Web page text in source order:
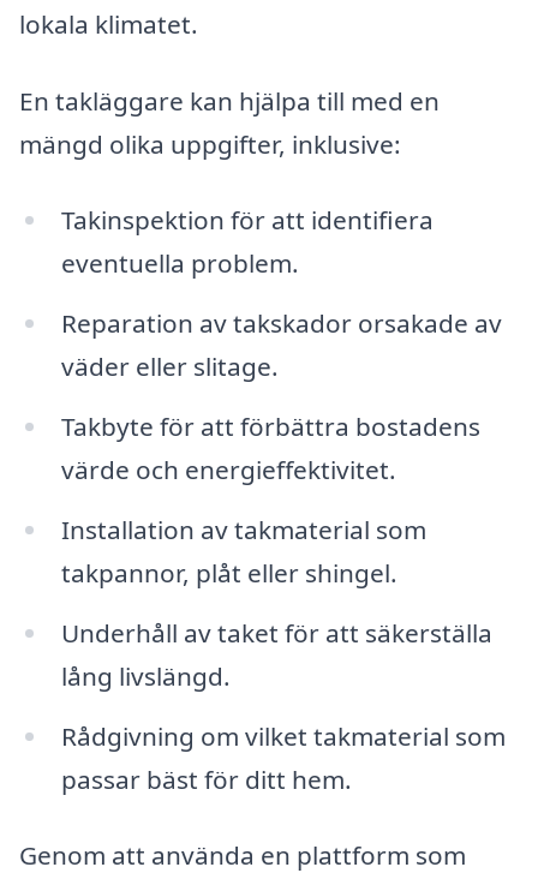
lokala klimatet.
En takläggare kan hjälpa till med en
mängd olika uppgifter, inklusive:
Takinspektion för att identifiera
eventuella problem.
Reparation av takskador orsakade av
väder eller slitage.
Takbyte för att förbättra bostadens
värde och energieffektivitet.
Installation av takmaterial som
takpannor, plåt eller shingel.
Underhåll av taket för att säkerställa
lång livslängd.
Rådgivning om vilket takmaterial som
passar bäst för ditt hem.
Genom att använda en plattform som